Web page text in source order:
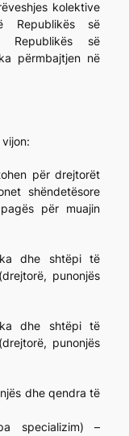
kolektive
Republikës së
Republikës së
përmbajtjen në
për drejtorët
shëndetësore
për muajin
dhe shtëpi të
punonjës
dhe shtëpi të
punonjës
dhe qendra të
specializim) –